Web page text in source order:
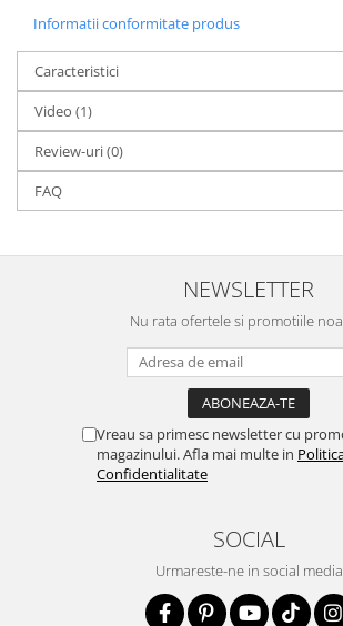
Informatii conformitate produs
Caracteristici
Video (1)
Review-uri(0)
FAQ
NEWSLETTER
Nu rata ofertele si promotiile
Vreau sa primesc newsletter cu
magazinului. Afla mai multe in
Confidentialitate
SOCIAL
Urmareste-ne in social media